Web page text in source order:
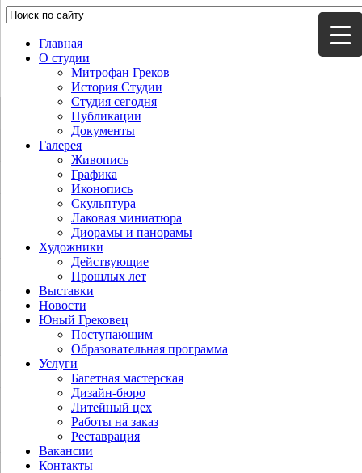
Главная
О студии
Митрофан Греков
История Студии
Студия сегодня
Публикации
Документы
Галерея
Живопись
Графика
Иконопись
Скульптура
Лаковая миниатюра
Диорамы и панорамы
Художники
Действующие
Прошлых лет
Выставки
Новости
Юный Грековец
Поступающим
Образовательная программа
Услуги
Багетная мастерская
Дизайн-бюро
Литейный цех
Работы на заказ
Реставрация
Вакансии
Контакты